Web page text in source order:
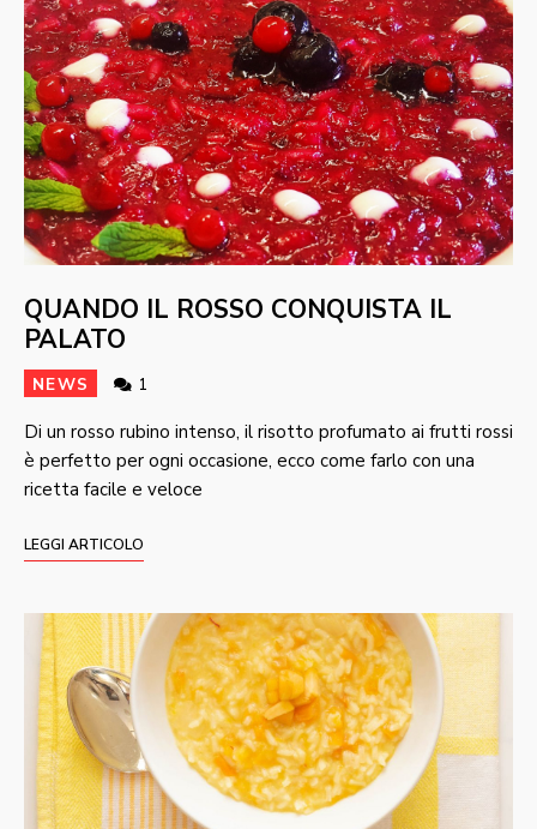
QUANDO IL ROSSO CONQUISTA IL
PALATO
NEWS 1
Di un rosso rubino intenso, il risotto profumato ai frutti rossi
è perfetto per ogni occasione, ecco come farlo con una
ricetta facile e veloce
LEGGI ARTICOLO